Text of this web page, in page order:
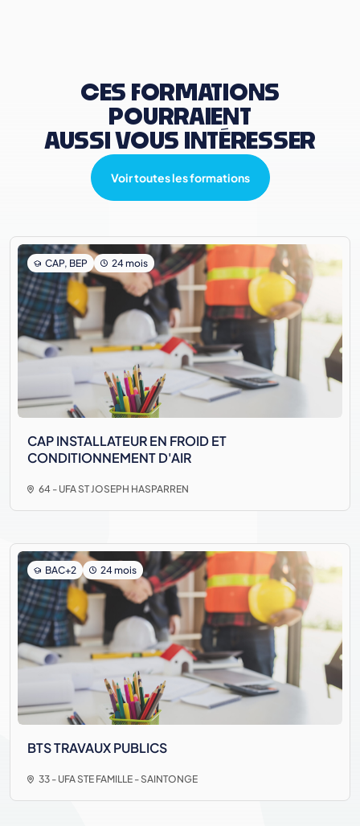
CES FORMATIONS
POURRAIENT
AUSSI VOUS INTÉRESSER
Voir toutes les formations
CAP, BEP 24 mois
CAP INSTALLATEUR EN FROID ET
CONDITIONNEMENT D'AIR
64 - UFA ST JOSEPH HASPARREN
BAC+2 24 mois
BTS TRAVAUX PUBLICS
33 - UFA STE FAMILLE - SAINTONGE